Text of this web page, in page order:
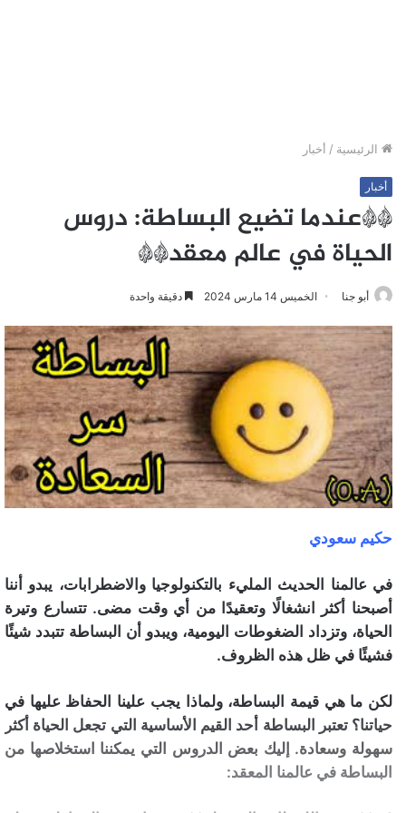
الرئيسية / أخبار
أخبار
**عندما تضيع البساطة: دروس
الحياة في عالم معقد**
أبو جنا الخميس 14 مارس 2024 دقيقة واحدة
حكيم سعودي
في عالمنا الحديث المليء بالتكنولوجيا والاضطرابات، يبدو أننا
أصبحنا أكثر انشغالًا وتعقيدًا من أي وقت مضى. تتسارع وتيرة
الحياة، وتزداد الضغوطات اليومية، ويبدو أن البساطة تتبدد شيئًا
فشيئًا في ظل هذه الظروف.
لكن ما هي قيمة البساطة، ولماذا يجب علينا الحفاظ عليها في
حياتنا؟ تعتبر البساطة أحد القيم الأساسية التي تجعل الحياة أكثر
سهولة وسعادة. إليك بعض الدروس التي يمكننا استخلاصها من
البساطة في عالمنا المعقد: